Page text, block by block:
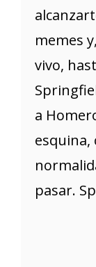
memes
vivo,
a
esquina,
pasar.